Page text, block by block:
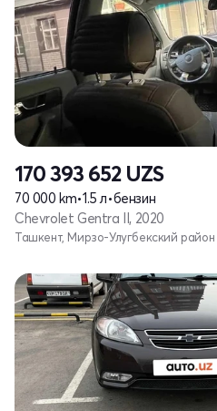
170 393 652 UZS
70 000 km•1.5 л•бензин
Chevrolet Gentra II, 2020
Ташкент, Мирзо-Улугбекский район